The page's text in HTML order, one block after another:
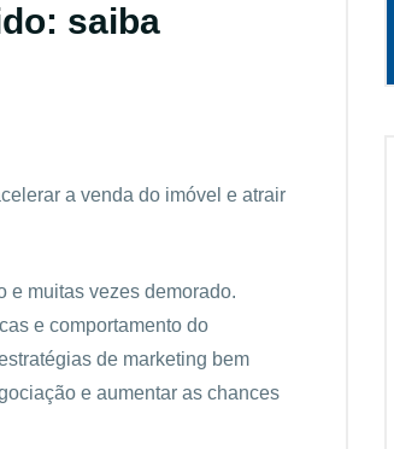
saiba
a venda do imóvel e atrair
e muitas vezes demorado.
e comportamento do
de marketing bem
e aumentar as chances